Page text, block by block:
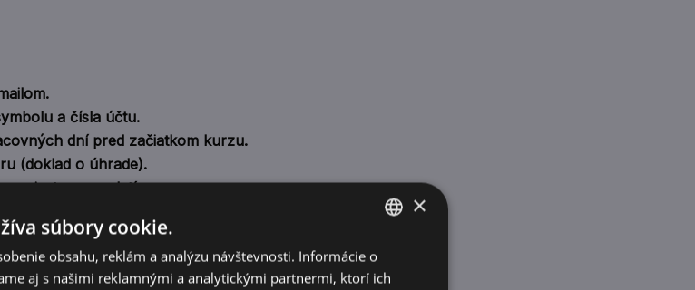
a čísla účtu.
dní pred začiatkom kurzu.
(doklad o úhrade).
mieste sa neplatí.
SLOVAK
ENGLISH
×
súbory cookie.
obsahu, reklám a analýzu návštevnosti. Informácie o
aj s našimi reklamnými a analytickými partnermi, ktorí ich